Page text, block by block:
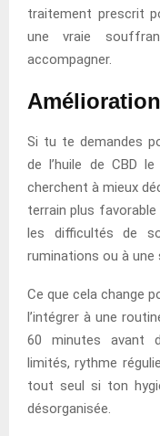
traitement prescrit
une vraie
accompagner.
Si tu te demandes
de l’huile de CBD
cherchent à mieux
terrain plus
les difficultés de
ruminations ou à une
Ce que cela change
l’intégrer à une
60 minutes avant
limités, rythme
tout seul si ton
désorganisée.